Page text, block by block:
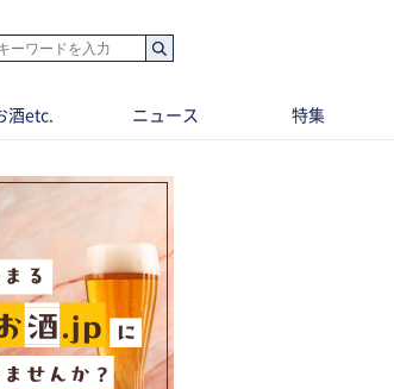
酒etc. ニュース 特集